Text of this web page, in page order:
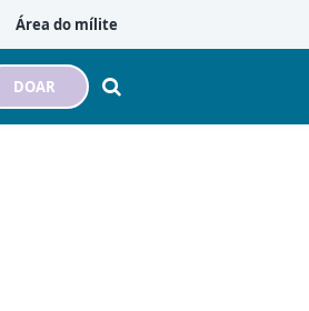
Área do mílite
DOAR